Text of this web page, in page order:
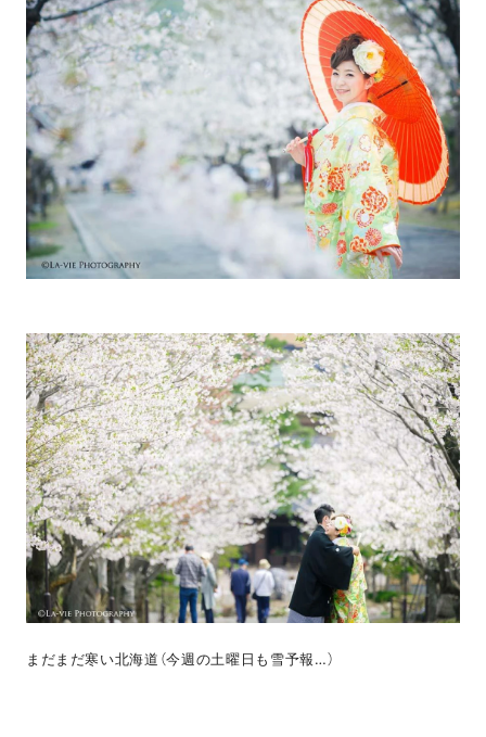
まだまだ寒い北海道（今週の土曜日も雪予報…）